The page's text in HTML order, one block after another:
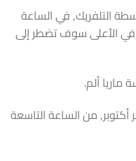
التلفريك, في الساعة
في الأعلى سوف تضطر إلى
ماريا ألم.
من الساعة التاسعة